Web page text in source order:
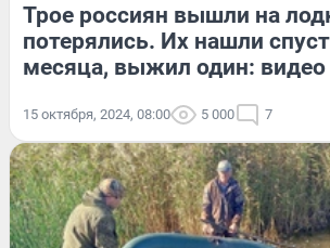
Трое россиян вышли на
потерялись. Их нашли
месяца, выжил один: видео
15 октября, 2024, 08:00 5 000 7